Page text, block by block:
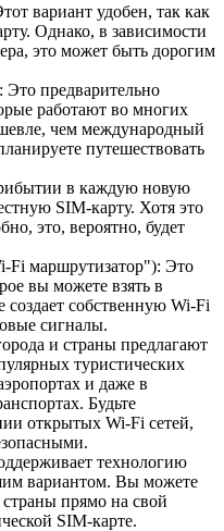
вариант удобен, так как
Однако, в зависимости
это может быть дорогим
предварительно
работают во многих
чем международный
путешествовать
в каждую новую
SIM-карту. Хотя это
это, вероятно, будет
маршрутизатор"): Это
вы можете взять в
создает собственную Wi-Fi
сигналы.
и страны предлагают
туристических
и даже в
Будьте
открытых Wi-Fi сетей,
технологию
вариантом. Вы можете
прямо на свой
SIM-карте.